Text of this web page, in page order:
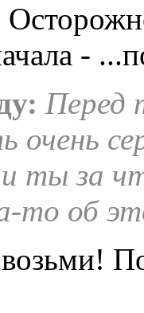
-
Перед
очень
и ты за
то об